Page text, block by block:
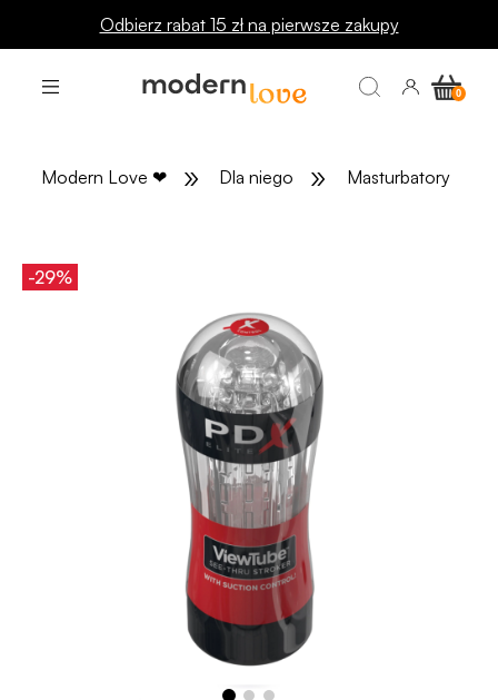
Odbierz rabat 15 zł na pierwsze zakupy
Modern Love ❤ » Dla niego » Masturbatory
-29%